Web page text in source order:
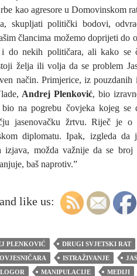
kao agresore u Domovinskom
skupljati politički bodovi,
člancima možemo doprijeti do
i do nekih političara, ali kako se
želja ili volja da se problem
način. Primjerice, iz pouzdanih
Andrej Plenković, bio
na pogrebu čovjeka kojeg se
jasenovačku žrtvu. Riječ je
diplomatu. Ipak, izgleda da
izjava, možda važnije da se broj
baš naprotiv.”
like us:
PLENKOVIĆ
DRUGI SVJETSKI RAT
ISTRAŽIVANJE
LOGOR MANIPULACIJE
MEDIJI